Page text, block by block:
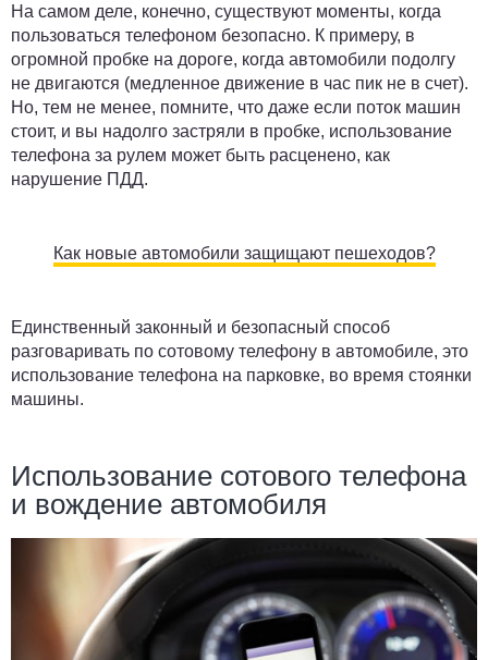
На самом деле, конечно, существуют моменты, когда
пользоваться телефоном безопасно. К примеру, в
огромной пробке на дороге, когда автомобили подолгу
не двигаются (медленное движение в час пик не в счет).
Но, тем не менее, помните, что даже если поток машин
стоит, и вы надолго застряли в пробке, использование
телефона за рулем может быть расценено, как
нарушение ПДД.
Как новые автомобили защищают пешеходов?
Единственный законный и безопасный способ
разговаривать по сотовому телефону в автомобиле, это
использование телефона на парковке, во время стоянки
машины.
Использование сотового телефона
и вождение автомобиля